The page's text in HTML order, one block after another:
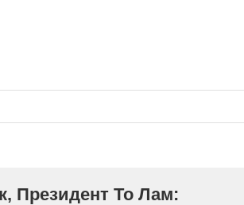
Президент То Лам: